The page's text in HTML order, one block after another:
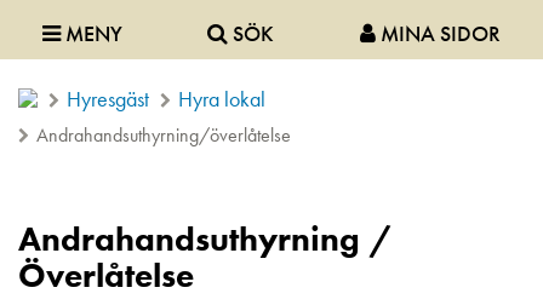
MENY SÖK MINA SIDOR
Hyresgäst Hyra lokal
Andrahandsuthyrning/överlåtelse
Andrahandsuthyrning /
Överlåtelse